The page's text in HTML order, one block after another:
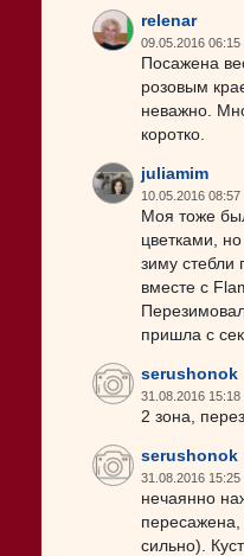
relenar
09.05.2016 06:15
Посажена
розовым
неважно.
коротко.
juliamim
10.05.2016 08:57
Моя тоже
цветками,
зиму стебли
вместе с
пришла с
serushonok
31.08.2016 15:18
2 зона,
serushonok
31.08.2016 15:25
нечаянно
сильно).